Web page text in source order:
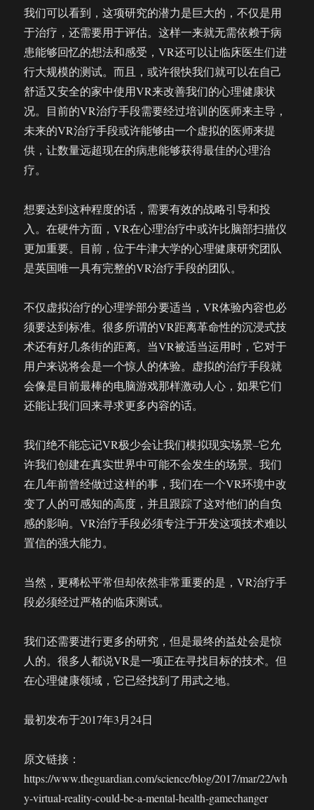
我们可以看到，这项研究的潜力是巨大的，不仅是用
于治疗，还需要用于评估。这样一来就无需依赖于病
患能够回忆的想法和感受，VR还可以让临床医生们进
行大规模的测试。而且，或许很快我们就可以在自己
舒适又安全的家中使用VR来改善我们的心理健康状
况。目前的VR治疗手段需要经过培训的医师来主导，
未来的VR治疗手段或许能够由一个虚拟的医师来提
供，让数量远超现在的病患能够获得最佳的心理治
疗。
想要达到这种程度的话，需要有效的战略引导和投
入。在硬件方面，VR在心理治疗中或许比脑部扫描仪
更加重要。目前，位于牛津大学的心理健康研究团队
是英国唯一具有完整的VR治疗手段的团队。
不仅虚拟治疗的心理学部分要适当，VR体验内容也必
须要达到标准。很多所谓的VR距离革命性的沉浸式技
术还有好几条街的距离。当VR被适当运用时，它对于
用户来说将会是一个惊人的体验。虚拟的治疗手段就
会像是目前最棒的电脑游戏那样激动人心，如果它们
还能让我们回来寻求更多内容的话。
我们绝不能忘记VR极少会让我们模拟现实场景–它允
许我们创建在真实世界中可能不会发生的场景。我们
在几年前曾经做过这样的事，我们在一个VR环境中改
变了人的可感知的高度，并且跟踪了这对他们的自负
感的影响。VR治疗手段必须专注于开发这项技术难以
置信的强大能力。
当然，更稀松平常但却依然非常重要的是，VR治疗手
段必须经过严格的临床测试。
我们还需要进行更多的研究，但是最终的益处会是惊
人的。很多人都说VR是一项正在寻找目标的技术。但
在心理健康领域，它已经找到了用武之地。
最初发布于2017年3月24日
原文链接：
https://www.theguardian.com/science/blog/2017/mar/22/wh
y-virtual-reality-could-be-a-mental-health-gamechanger